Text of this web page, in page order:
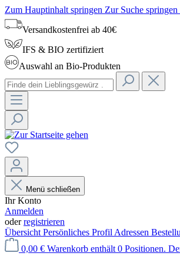
Zum Hauptinhalt springen Zur Suche springen
Versandkostenfrei ab 40€
IFS & BIO zertifiziert
Auswahl an Bio-Produkten
Menü schließen
Ihr Konto
Anmelden
oderregistrieren
Übersicht Persönliches Profil Adressen
0,00 € Warenkorb enthält 0 Positionen.